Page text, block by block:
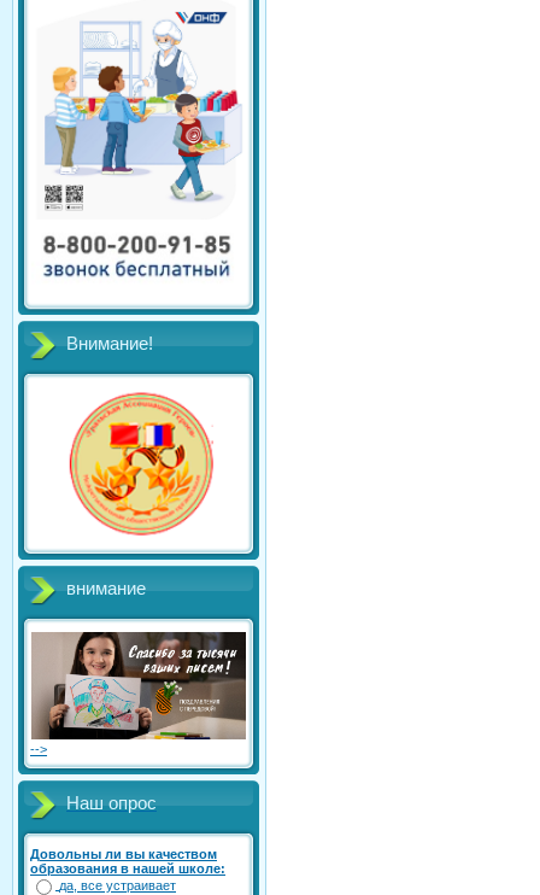
Внимание!
внимание
-->
Наш опрос
Довольны ли вы качеством
образования в нашей школе:
да, все устраивает